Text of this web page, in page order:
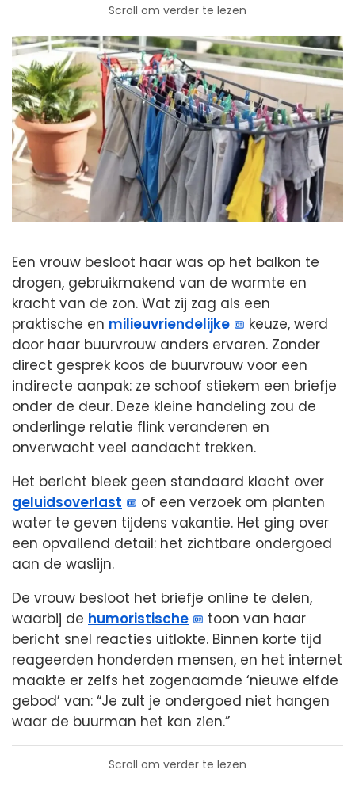
Scroll om verder te lezen
Een vrouw besloot haar was op het balkon te
drogen, gebruikmakend van de warmte en
kracht van de zon. Wat zij zag als een
praktische en milieuvriendelijke
keuze, werd
door haar buurvrouw anders ervaren. Zonder
direct gesprek koos de buurvrouw voor een
indirecte aanpak: ze schoof stiekem een briefje
onder de deur. Deze kleine handeling zou de
onderlinge relatie flink veranderen en
onverwacht veel aandacht trekken.
Het bericht bleek geen standaard klacht over
geluidsoverlast
of een verzoek om planten
water te geven tijdens vakantie. Het ging over
een opvallend detail: het zichtbare ondergoed
aan de waslijn.
De vrouw besloot het briefje online te delen,
waarbij de humoristische
toon van haar
bericht snel reacties uitlokte. Binnen korte tijd
reageerden honderden mensen, en het internet
maakte er zelfs het zogenaamde ‘nieuwe elfde
gebod’ van: “Je zult je ondergoed niet hangen
waar de buurman het kan zien.”
Scroll om verder te lezen